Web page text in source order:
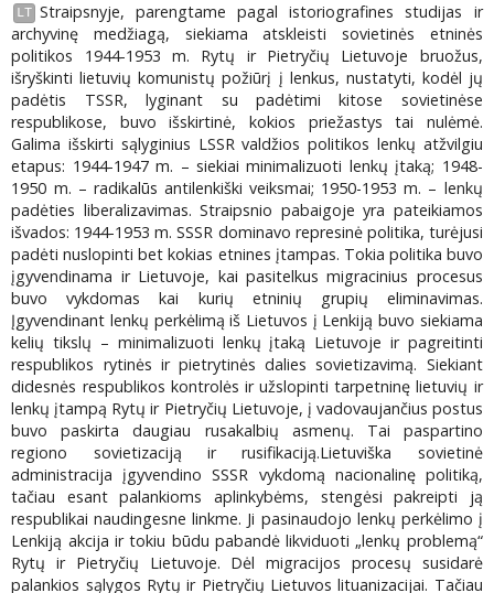
LT Straipsnyje, parengtame pagal istoriografines studijas ir
archyvinę medžiagą, siekiama atskleisti sovietinės etninės
politikos 1944-1953 m. Rytų ir Pietryčių Lietuvoje bruožus,
išryškinti lietuvių komunistų požiūrį į lenkus, nustatyti, kodėl jų
padėtis TSSR, lyginant su padėtimi kitose sovietinėse
respublikose, buvo išskirtinė, kokios priežastys tai nulėmė.
Galima išskirti sąlyginius LSSR valdžios politikos lenkų atžvilgiu
etapus: 1944-1947 m. – siekiai minimalizuoti lenkų įtaką; 1948-
1950 m. – radikalūs antilenkiški veiksmai; 1950-1953 m. – lenkų
padėties liberalizavimas. Straipsnio pabaigoje yra pateikiamos
išvados: 1944-1953 m. SSSR dominavo represinė politika, turėjusi
padėti nuslopinti bet kokias etnines įtampas. Tokia politika buvo
įgyvendinama ir Lietuvoje, kai pasitelkus migracinius procesus
buvo vykdomas kai kurių etninių grupių eliminavimas.
Įgyvendinant lenkų perkėlimą iš Lietuvos į Lenkiją buvo siekiama
kelių tikslų – minimalizuoti lenkų įtaką Lietuvoje ir pagreitinti
respublikos rytinės ir pietrytinės dalies sovietizavimą. Siekiant
didesnės respublikos kontrolės ir užslopinti tarpetninę lietuvių ir
lenkų įtampą Rytų ir Pietryčių Lietuvoje, į vadovaujančius postus
buvo paskirta daugiau rusakalbių asmenų. Tai paspartino
regiono sovietizaciją ir rusifikaciją.Lietuviška sovietinė
administracija įgyvendino SSSR vykdomą nacionalinę politiką,
tačiau esant palankioms aplinkybėms, stengėsi pakreipti ją
respublikai naudingesne linkme. Ji pasinaudojo lenkų perkėlimo į
Lenkiją akcija ir tokiu būdu pabandė likviduoti „lenkų problemą“
Rytų ir Pietryčių Lietuvoje. Dėl migracijos procesų susidarė
palankios sąlygos Rytų ir Pietryčių Lietuvos lituanizacijai. Tačiau